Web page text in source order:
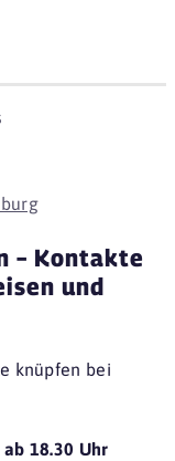
– Kontakte
und
knüpfen bei
18.30 Uhr